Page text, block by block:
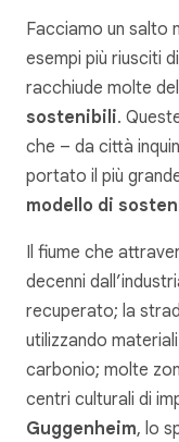
Facciamo un salto
esempi più riusciti
racchiude molte
sostenibili.
che – da città
portato il più
modello di
Il fiume che
decenni
recuperato; la
utilizzando
carbonio; molte
centri culturali di
Guggenheim, lo